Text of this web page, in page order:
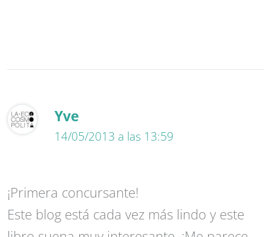
Yve
14/05/2013 a las 13:59
¡Primera concursante!
Este blog está cada vez más lindo y este